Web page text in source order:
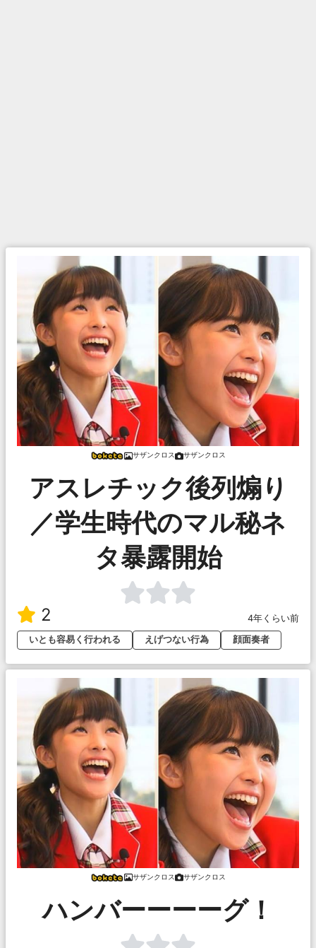
サザンクロス サザンクロス
アスレチック後列煽り
／学生時代のマル秘ネ
タ暴露開始
2
4年くらい前
いとも容易く行われる
えげつない行為 顔面奏者
サザンクロス サザンクロス
ハンバーーーーグ！